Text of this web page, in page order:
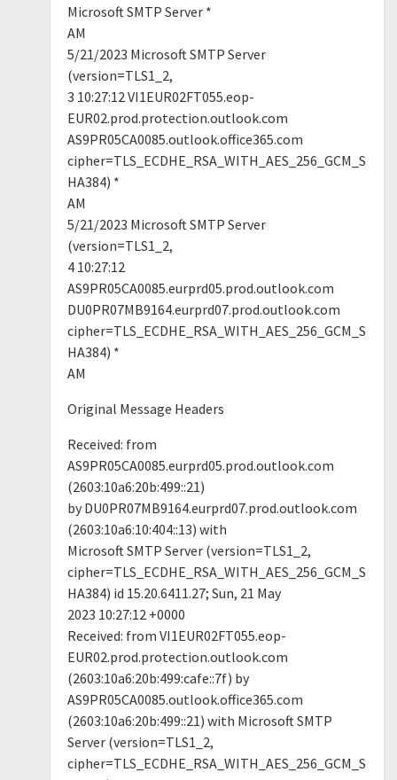
Microsoft SMTP Server *
AM
5/21/2023 Microsoft SMTP Server
(version=TLS1_2,
3 10:27:12 VI1EUR02FT055.eop-
EUR02.prod.protection.outlook.com
AS9PR05CA0085.outlook.office365.com
cipher=TLS_ECDHE_RSA_WITH_AES_256_GCM_S
HA384) *
AM
5/21/2023 Microsoft SMTP Server
(version=TLS1_2,
4 10:27:12
AS9PR05CA0085.eurprd05.prod.outlook.com
DU0PR07MB9164.eurprd07.prod.outlook.com
cipher=TLS_ECDHE_RSA_WITH_AES_256_GCM_S
HA384) *
AM
Original Message Headers
Received: from
AS9PR05CA0085.eurprd05.prod.outlook.com
(2603:10a6:20b:499::21)
by DU0PR07MB9164.eurprd07.prod.outlook.com
(2603:10a6:10:404::13) with
Microsoft SMTP Server (version=TLS1_2,
cipher=TLS_ECDHE_RSA_WITH_AES_256_GCM_S
HA384) id 15.20.6411.27; Sun, 21 May
2023 10:27:12 +0000
Received: from VI1EUR02FT055.eop-
EUR02.prod.protection.outlook.com
(2603:10a6:20b:499:cafe::7f) by
AS9PR05CA0085.outlook.office365.com
(2603:10a6:20b:499::21) with Microsoft SMTP
Server (version=TLS1_2,
cipher=TLS_ECDHE_RSA_WITH_AES_256_GCM_S